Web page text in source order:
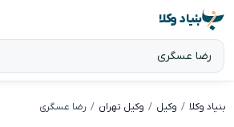
بنیاد وکلا
بنیاد وکلا وکیل وکیل تهران رضا عسگری